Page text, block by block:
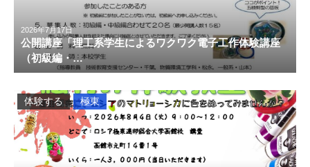
2026年7月17日
公開講座「理工系学生によるワクワク電子工作体験講座
（初級編・…
体験する 極東